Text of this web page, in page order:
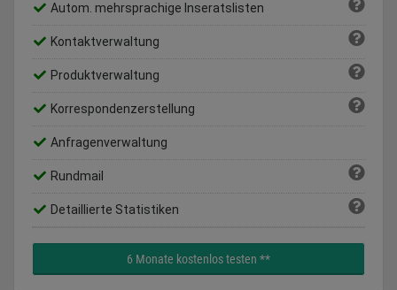
Autom. mehrsprachige Inseratslisten
Kontaktverwaltung
Produktverwaltung
Korrespondenzerstellung
Anfragenverwaltung
Rundmail
Detaillierte Statistiken
6 Monate kostenlos testen **